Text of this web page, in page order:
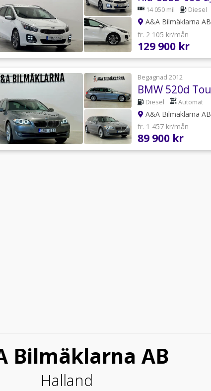
14 050 mil Diesel
A&A Bilmäklarna AB
fr. 2 105 kr/mån
129 900 kr
Begagnad 2012
Diesel Automat
A&A Bilmäklarna AB
fr. 1 457 kr/mån
89 900 kr
Bilmäklarna AB
Halland